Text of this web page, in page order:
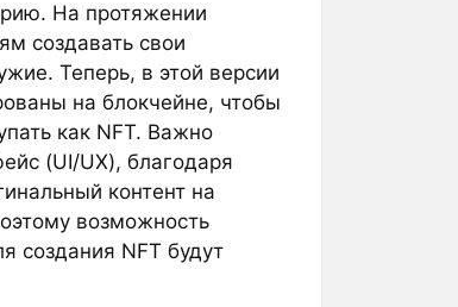
На протяжении
создавать свои
Теперь, в этой версии
на блокчейне, чтобы
как NFT. Важно
(UI/UX), благодаря
контент на
возможность
создания NFT будут